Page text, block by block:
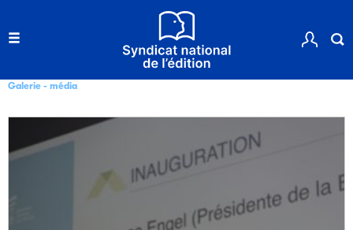
Galerie - média
Filéas est une plateforme en ligne destinée à l’ensemble
des acteurs de la filière du livre. Suivez les ventes de vos
ouvrages grâce à Filéas.